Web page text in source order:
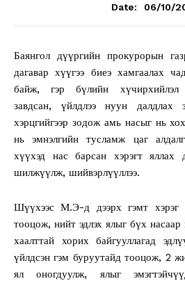
Date:
06/10/
Баянгол дүүргийн прокурорын
дагавар хүүгээ биеэ хамгаалах
байж, гэр бүлийн хүчирхийлэл
завдсан, үйлдлээ нуун далдлах
хэрцгийгээр зодож амь насыг нь
нь эмнэлгийн тусламж цаг
хүүхэд нас барсан хэрэгт яллах
шилжүүлж, шийвэрлүүллээ.
Шүүхээс М.Э-д дээрх гэмт хэрэг
тооцож, нийт эдлэх ялыг бүх
хаалттай хорих байгууллагад
үйлдсэн гэм буруутайд тооцож, 2
ял оногдуулж, ялыг